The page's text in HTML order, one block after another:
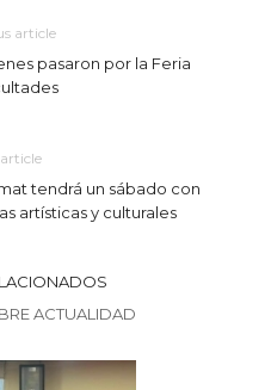
article
pasaron por la Feria
tendrá un sábado con
artísticas y culturales
ACTUALIDAD